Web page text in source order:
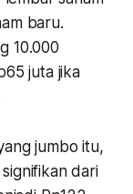
baru.
10.000
juta jika
jumbo itu,
dari